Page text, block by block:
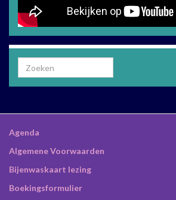
Search for:
Agenda
Algemene Voorwaarden
Bijenwaskaart lezing
Boekingsformulier